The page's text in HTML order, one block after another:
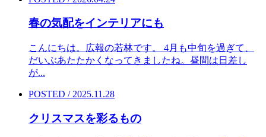
春の気配をインテリアにも
こんにちは。広報の若林です。 4月も中旬を過ぎて、
だいぶあたたかくなってきましたね。昼間は日差し
が...
POSTED / 2025.11.28
クリスマスを彩るもの